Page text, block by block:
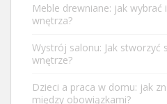
Meble drewniane: jak
wnętrza?
Wystrój salonu: Jak stworzyć
wnętrze?
Dzieci a praca w domu: jak
między obowiązkami?